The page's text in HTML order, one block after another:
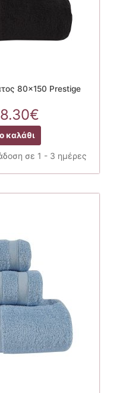
80×150 Prestige
€
τρέχουσα
τιμή
είναι:
18.30€.
καλάθι
σε 1 - 3 ημέρες